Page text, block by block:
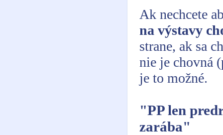
Ak nechcete
na výstavy
strane, ak sa
nie je chovná
je to možné.
"PP len
zarába"